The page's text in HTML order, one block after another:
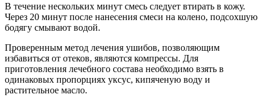
В течение нескольких минут смесь следует втирать в кожу.
Через 20 минут после нанесения смеси на колено, подсохшую
бодягу смывают водой.
Проверенным метод лечения ушибов, позволяющим
избавиться от отеков, являются компрессы. Для
приготовления лечебного состава необходимо взять в
одинаковых пропорциях уксус, кипяченую воду и
растительное масло.